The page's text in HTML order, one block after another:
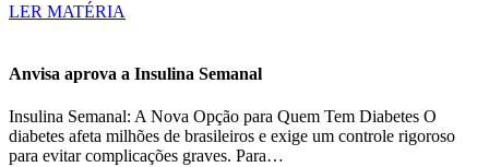
LER MATÉRIA
Anvisa aprova a Insulina Semanal
Insulina Semanal: A Nova Opção para Quem Tem Diabetes O
diabetes afeta milhões de brasileiros e exige um controle rigoroso
para evitar complicações graves. Para…